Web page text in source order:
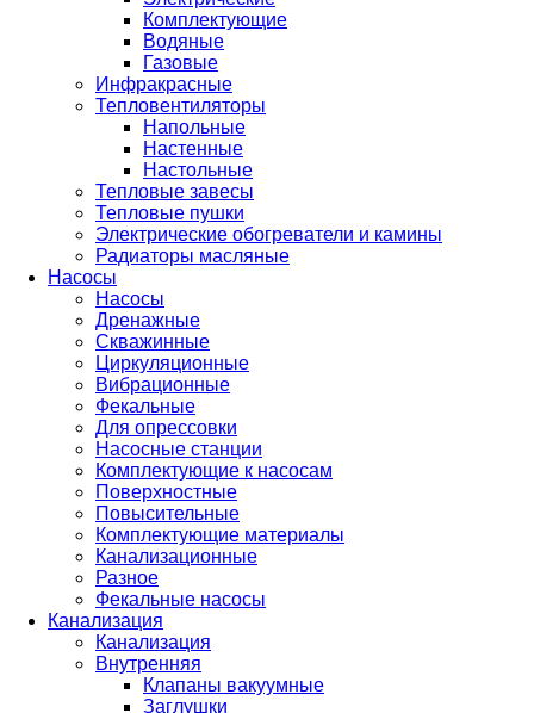
Комплектующие
Водяные
Газовые
Инфракрасные
Тепловентиляторы
Напольные
Настенные
Настольные
Тепловые завесы
Тепловые пушки
Электрические обогреватели и камины
Радиаторы масляные
Насосы
Насосы
Дренажные
Скважинные
Циркуляционные
Вибрационные
Фекальные
Для опрессовки
Насосные станции
Комплектующие к насосам
Поверхностные
Повысительные
Комплектующие материалы
Канализационные
Разное
Фекальные насосы
Канализация
Канализация
Внутренняя
Клапаны вакуумные
Заглушки